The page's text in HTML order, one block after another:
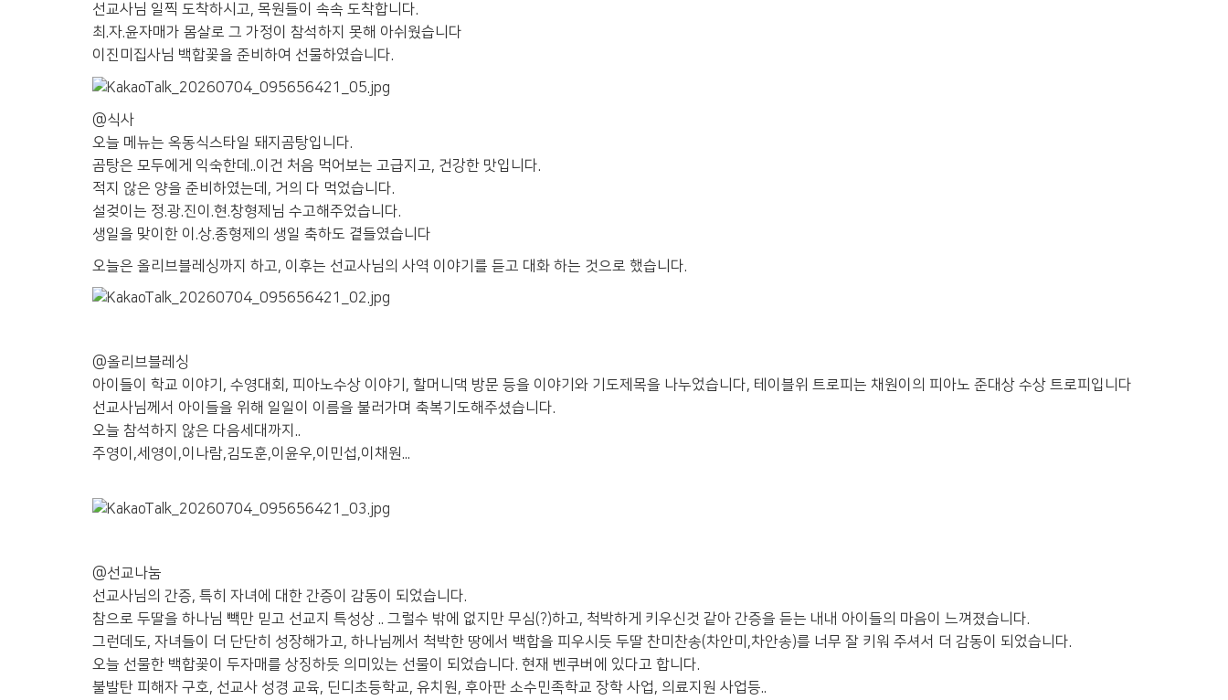
선교사님 일찍 도착하시고, 목원들이 속속 도착합니다.
최.자.윤자매가 몸살로 그 가정이 참석하지 못해 아쉬웠습니다
이진미집사님 백합꽃을 준비하여 선물하였습니다.
@식사
오늘 메뉴는 옥동식스타일 돼지곰탕입니다.
곰탕은 모두에게 익숙한데..이건 처음 먹어보는 고급지고, 건강한 맛입니다.
적지 않은 양을 준비하였는데, 거의 다 먹었습니다.
설겆이는 정.광.진이.현.창형제님 수고해주었습니다.
생일을 맞이한 이.상.종형제의 생일 축하도 곁들였습니다
오늘은 올리브블레싱까지 하고, 이후는 선교사님의 사역 이야기를 듣고 대화 하는 것으로 했습니다.
@올리브블레싱
아이들이 학교 이야기, 수영대회, 피아노수상 이야기, 할머니댁 방문 등을 이야기와 기도제목을 나누었습니다, 테이블위 트로피는 채원이의 피아노 준대상 수상 트로피입니다
선교사님께서 아이들을 위해 일일이 이름을 불러가며 축복기도해주셨습니다.
오늘 참석하지 않은 다음세대까지..
주영이,세영이,이나람,김도훈,이윤우,이민섭,이채원...
@선교나눔
선교사님의 간증, 특히 자녀에 대한 간증이 감동이 되었습니다.
참으로 두딸을 하나님 빽만 믿고 선교지 특성상 .. 그럴수 밖에 없지만 무심(?)하고, 척박하게 키우신것 같아 간증을 듣는 내내 아이들의 마음이 느껴졌습니다.
그런데도, 자녀들이 더 단단히 성장해가고, 하나님께서 척박한 땅에서 백합을 피우시듯 두딸 찬미찬송(차안미,차안송)를 너무 잘 키워 주셔서 더 감동이 되었습니다.
오늘 선물한 백합꽃이 두자매를 상징하듯 의미있는 선물이 되었습니다. 현재 벤쿠버에 있다고 합니다.
불발탄 피해자 구호, 선교사 성경 교육, 딘디초등학교, 유치원, 후아판 소수민족학교 장학 사업, 의료지원 사업등..